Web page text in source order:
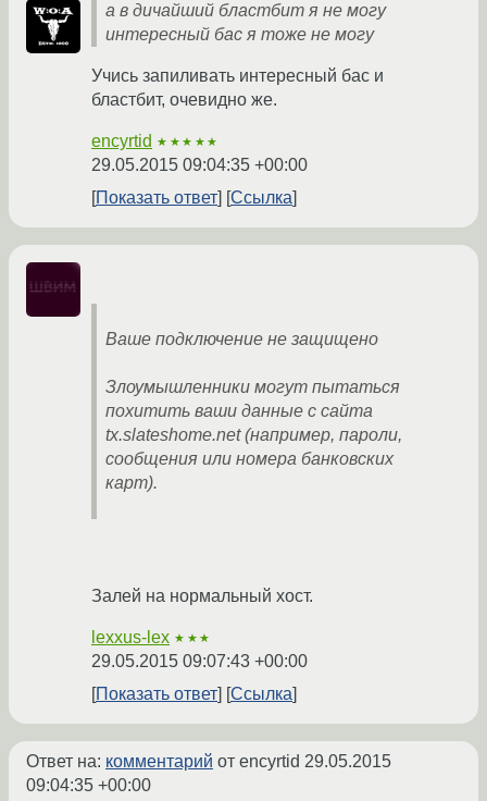
а в дичайший бластбит я не могу
интересный бас я тоже не могу
Учись запиливать интересный бас и
бластбит, очевидно же.
encyrtid ★★★★★
29.05.2015 09:04:35 +00:00
Показать ответ
Ссылка
Ваше подключение не защищено
Злоумышленники могут пытаться
похитить ваши данные с сайта
tx.slateshome.net (например, пароли,
сообщения или номера банковских
карт).
Залей на нормальный хост.
lexxus-lex ★★★
29.05.2015 09:07:43 +00:00
Показать ответ
Ссылка
Ответ на: комментарий от encyrtid 29.05.2015
09:04:35 +00:00